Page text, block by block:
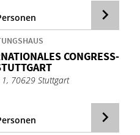
CON­GRESS­
1, 70629 Stuttgart